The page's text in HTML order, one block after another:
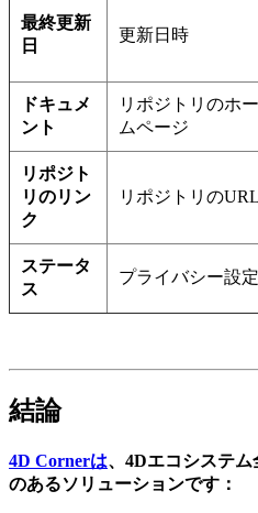
最終更新
日
更新日時
ドキュメ
ント
リポジトリのホー
ムページ
リポジト
リのリン
ク
リポジトリのURL
ステータ
ス
プライバシー設定
結論
4D Cornerは、4Dエコシステ
のあるソリューションです：